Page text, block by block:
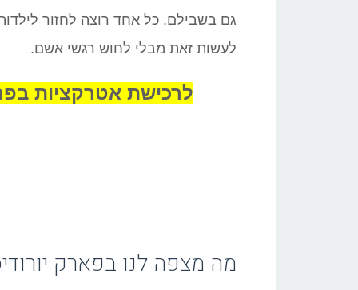
גם בשבילם. כל אחד רוצה לחזור
לעשות זאת מבלי לחוש רגשי אשם.
לרכישת אטרקציות בפריז
מה מצפה לנו בפארק